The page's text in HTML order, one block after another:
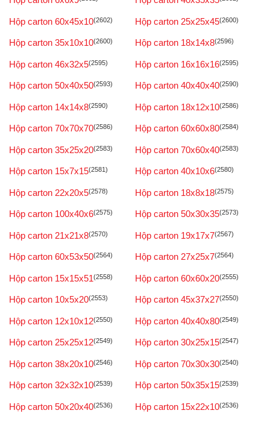
Hộp carton 60x45x10(2602) Hộp carton 25x25x45(2600)
Hộp carton 35x10x10(2600) Hộp carton 18x14x8(2596)
Hộp carton 46x32x5(2595) Hộp carton 16x16x16(2595)
Hộp carton 50x40x50(2593) Hộp carton 40x40x40(2590)
Hộp carton 14x14x8(2590) Hộp carton 18x12x10(2586)
Hộp carton 70x70x70(2586) Hộp carton 60x60x80(2584)
Hộp carton 35x25x20(2583) Hộp carton 70x60x40(2583)
Hộp carton 15x7x15(2581) Hộp carton 40x10x6(2580)
Hộp carton 22x20x5(2578) Hộp carton 18x8x18(2575)
Hộp carton 100x40x6(2575) Hộp carton 50x30x35(2573)
Hộp carton 21x21x8(2570) Hộp carton 19x17x7(2567)
Hộp carton 60x53x50(2564) Hộp carton 27x25x7(2564)
Hộp carton 15x15x51(2558) Hộp carton 60x60x20(2555)
Hộp carton 10x5x20(2553) Hộp carton 45x37x27(2550)
Hộp carton 12x10x12(2550) Hộp carton 40x40x80(2549)
Hộp carton 25x25x12(2549) Hộp carton 30x25x15(2547)
Hộp carton 38x20x10(2546) Hộp carton 70x30x30(2540)
Hộp carton 32x32x10(2539) Hộp carton 50x35x15(2539)
Hộp carton 50x20x40(2536) Hộp carton 15x22x10(2536)